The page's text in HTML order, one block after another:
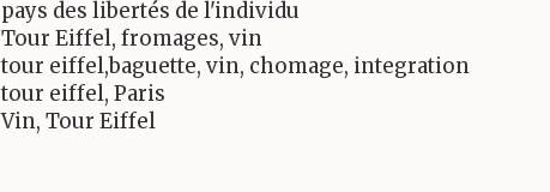
pays des libertés de l'individu
Tour Eiffel, fromages, vin
tour eiffel,baguette, vin, chomage, integration
tour eiffel, Paris
Vin, Tour Eiffel